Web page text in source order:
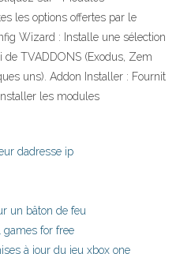
les options offertes par le
Wizard : Installe une sélection
TVADDONS (Exodus, Zem
uns). Addon Installer : Fournit
les modules
dadresse ip
un bâton de feu
for free
à jour du jeu xbox one